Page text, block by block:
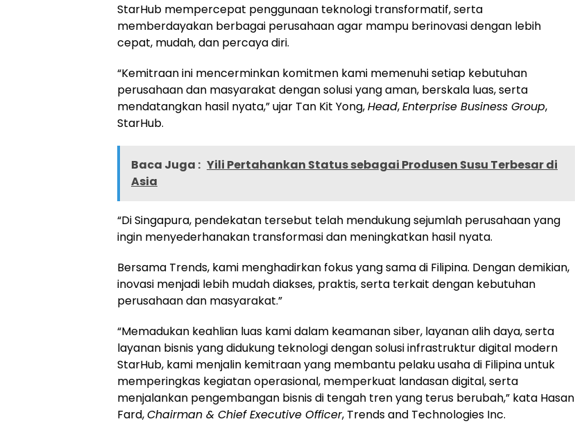
StarHub mempercepat penggunaan teknologi transformatif, serta
memberdayakan berbagai perusahaan agar mampu berinovasi dengan lebih
cepat, mudah, dan percaya diri.
“Kemitraan ini mencerminkan komitmen kami memenuhi setiap kebutuhan
perusahaan dan masyarakat dengan solusi yang aman, berskala luas, serta
mendatangkan hasil nyata,” ujar Tan Kit Yong,Head,Enterprise Business Group,
StarHub.
Baca Juga : Yili Pertahankan Status sebagai Produsen Susu Terbesar di
Asia
“Di Singapura, pendekatan tersebut telah mendukung sejumlah perusahaan yang
ingin menyederhanakan transformasi dan meningkatkan hasil nyata.
Bersama Trends, kami menghadirkan fokus yang sama di Filipina. Dengan demikian,
inovasi menjadi lebih mudah diakses, praktis, serta terkait dengan kebutuhan
perusahaan dan masyarakat.”
“Memadukan keahlian luas kami dalam keamanan siber, layanan alih daya, serta
layanan bisnis yang didukung teknologi dengan solusi infrastruktur digital modern
StarHub, kami menjalin kemitraan yang membantu pelaku usaha di Filipina untuk
memperingkas kegiatan operasional, memperkuat landasan digital, serta
menjalankan pengembangan bisnis di tengah tren yang terus berubah,” kata Hasan
Fard,Chairman & Chief Executive Officer, Trends and Technologies Inc.